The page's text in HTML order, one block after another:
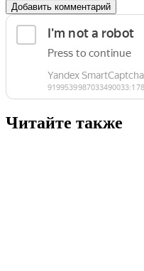
Добавить комментарий
Читайте также